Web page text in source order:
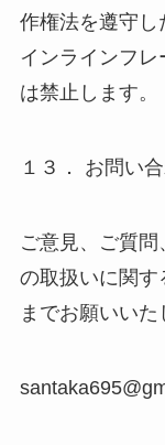
作権法を遵守し
インラインフ
は禁止します。
１３． お問い
ご意見、ご質
の取扱いに関
までお願いいた